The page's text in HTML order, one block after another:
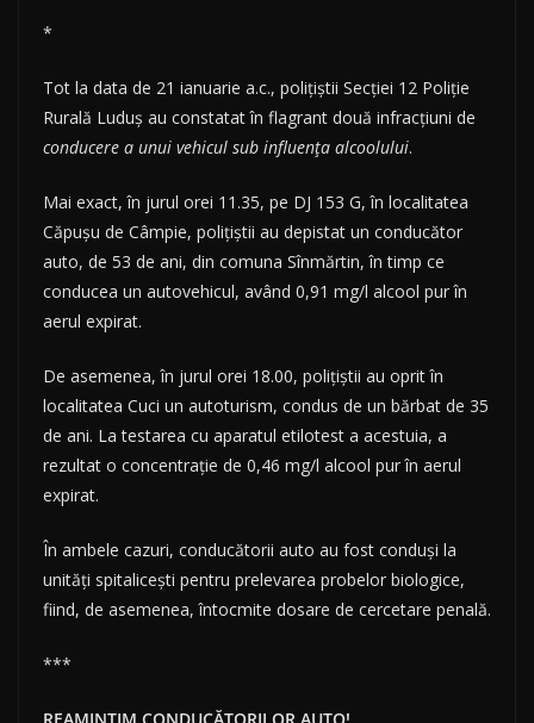
*
Tot la data de 21 ianuarie a.c., polițiștii Secției 12 Poliție
Rurală Luduș au constatat în flagrant două infracțiuni de
conducere a unui vehicul sub influența alcoolului.
Mai exact, în jurul orei 11.35, pe DJ 153 G, în localitatea
Căpușu de Câmpie, polițiștii au depistat un conducător
auto, de 53 de ani, din comuna Sînmărtin, în timp ce
conducea un autovehicul, având 0,91 mg/l alcool pur în
aerul expirat.
De asemenea, în jurul orei 18.00, polițiștii au oprit în
localitatea Cuci un autoturism, condus de un bărbat de 35
de ani. La testarea cu aparatul etilotest a acestuia, a
rezultat o concentrație de 0,46 mg/l alcool pur în aerul
expirat.
În ambele cazuri, conducătorii auto au fost conduși la
unități spitalicești pentru prelevarea probelor biologice,
fiind, de asemenea, întocmite dosare de cercetare penală.
***